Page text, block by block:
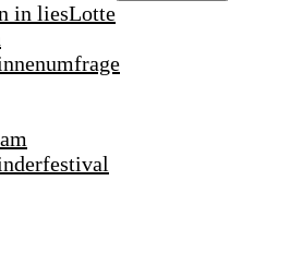
in liesLotte